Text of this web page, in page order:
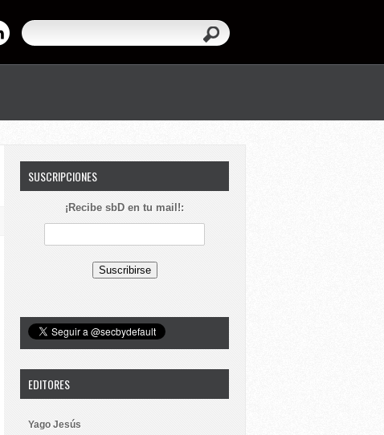
SUSCRIPCIONES
¡Recibe sbD en tu mail!:
EDITORES
Yago Jesús